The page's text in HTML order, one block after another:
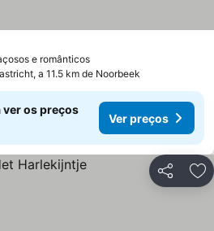
e românticos
a 11.5 km de Noorbeek
ver os preços
Ver preços
Partilhar